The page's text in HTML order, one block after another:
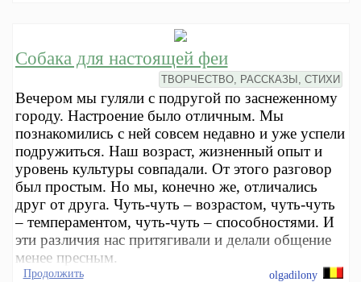
Собака для настоящей феи
ТВОРЧЕСТВО, РАССКАЗЫ, СТИХИ
Вечером мы гуляли с подругой по заснеженному
городу. Настроение было отличным. Мы
познакомились с ней совсем недавно и уже успели
подружиться. Наш возраст, жизненный опыт и
уровень культуры совпадали. От этого разговор
был простым. Но мы, конечно же, отличались
друг от друга. Чуть-чуть – возрастом, чуть-чуть
– темпераментом, чуть-чуть – способностями. И
эти различия нас притягивали и делали общение
менее пресным.
Продолжить olgadilony